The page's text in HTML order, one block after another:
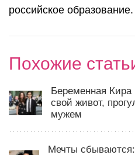
российское образование.
Похожие
Беременная Кира
свой живот,
мужем
Мечты